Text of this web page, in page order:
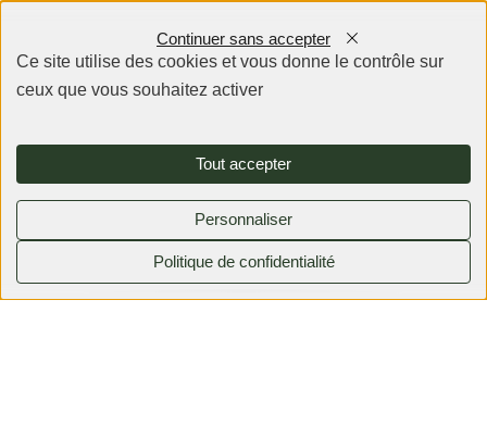
Les salles de bains, lumineuses et minérales, sont décorées
de marbre et de papier peint soigneusement sélectionné
optimal. Ici, tout est pensé pour que votre séjour soit un
véritable moment de détente, loin du tumulte quotidien.
0380792525 Faire une demande
Ce site utilise des cookies et vous donne le contrôle sur
ceux que vous souhaitez activer
Tout accepter
Continuer sans accepter
Personnaliser
Politique de confidentialité